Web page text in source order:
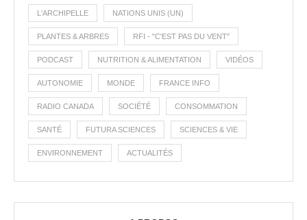
L'ARCHIPELLE NATIONS UNIS (UN)
PLANTES & ARBRES RFI - "C'EST PAS DU VENT"
PODCAST NUTRITION & ALIMENTATION VIDÉOS
AUTONOMIE MONDE FRANCE INFO
RADIO CANADA SOCIÉTÉ CONSOMMATION
SANTÉ FUTURA SCIENCES SCIENCES & VIE
ENVIRONNEMENT ACTUALITÉS